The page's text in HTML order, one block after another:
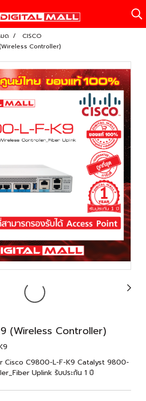
ด
CISCO
Controller)
(Wireless Controller)
Cisco C9800-L-F-K9 Catalyst 9800-
Uplink รับประกัน 1 ปี